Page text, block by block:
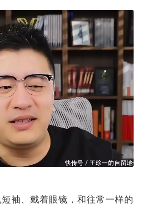
袖、戴着眼镜，和往常一样的